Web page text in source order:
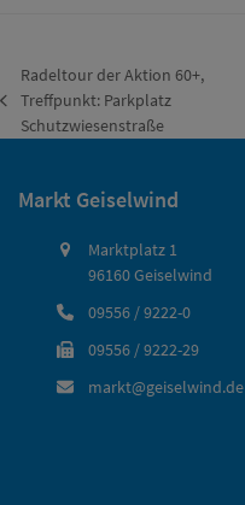
vorheriger
Beitrag:
Radeltour der Aktion 60+,
Treffpunkt: Parkplatz
Schutzwiesenstraße
Markt Geiselwind
Marktplatz 1
96160 Geiselwind
09556 / 9222-0
09556 / 9222-29
markt@geiselwind.de